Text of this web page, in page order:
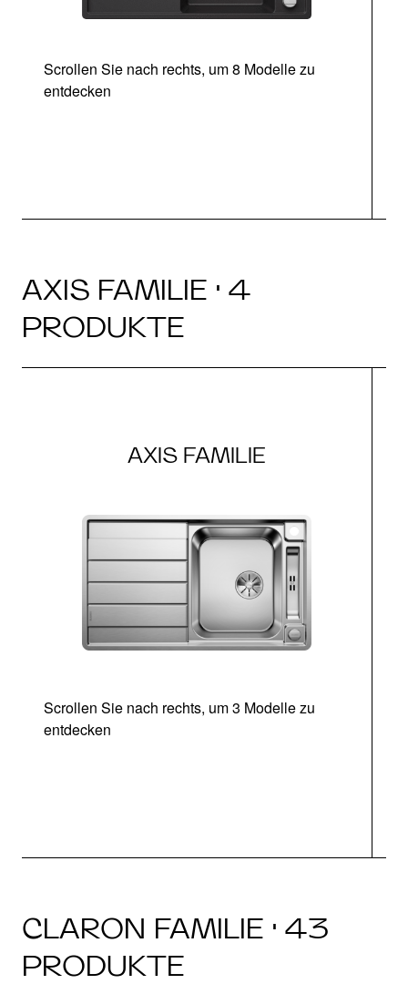
Scrollen Sie nach rechts, um 8 Modelle zu
entdecken
AXIS FAMILIE · 4
PRODUKTE
AXIS FAMILIE
Scrollen Sie nach rechts, um 3 Modelle zu
entdecken
CLARON FAMILIE · 43
PRODUKTE